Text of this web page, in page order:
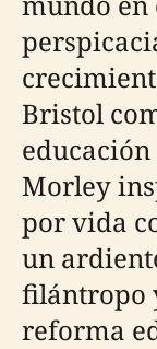
Bristol
Morley
por vida
un
filántropo
reforma